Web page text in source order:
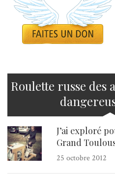
Roulette russe des
J’ai exploré
Grand
25 octobre 2012